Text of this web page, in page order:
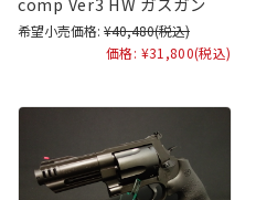
希望小売価格: ¥40,480(税込)
価格: ¥31,800(税込)